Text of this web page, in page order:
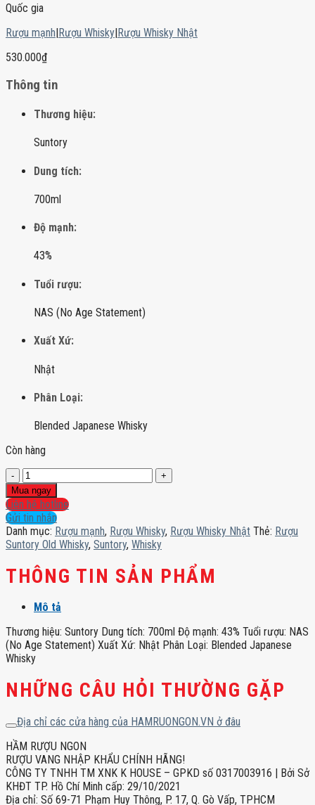
Quốc gia
Rượu mạnh|Rượu Whisky|Rượu Whisky Nhật
530.000₫
Thông tin
Thương hiệu:
Suntory
Dung tích:
700ml
Độ mạnh:
43%
Tuổi rượu:
NAS (No Age Statement)
Xuất Xứ:
Nhật
Phân Loại:
Blended Japanese Whisky
Còn hàng
Rượu
Suntory
Old
Whisky
số
lượng
Mua ngay
Liên hệ hotline
Gửi tin nhắn
Danh mục: Rượu mạnh, Rượu Whisky, Rượu Whisky Nhật Thẻ: Rượu
Suntory Old Whisky, Suntory, Whisky
THÔNG TIN SẢN PHẨM
Mô tả
Thương hiệu: Suntory Dung tích: 700ml Độ mạnh: 43% Tuổi rượu: NAS
(No Age Statement) Xuất Xứ: Nhật Phân Loại: Blended Japanese
Whisky
NHỮNG CÂU HỎI THƯỜNG GẶP
Địa chỉ các cửa hàng của HAMRUONGON.VN ở đâu
HẦM RƯỢU NGON
RƯỢU VANG NHẬP KHẨU CHÍNH HÃNG!
CÔNG TY TNHH TM XNK K HOUSE – GPKD số 0317003916 | Bởi Sở
KHĐT TP. Hồ Chí Minh cấp: 29/10/2021
Địa chỉ: Số 69-71 Phạm Huy Thông, P. 17, Q. Gò Vấp, TPHCM